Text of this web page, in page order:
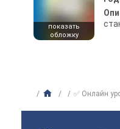
показать
обложку
✅ Онлайн